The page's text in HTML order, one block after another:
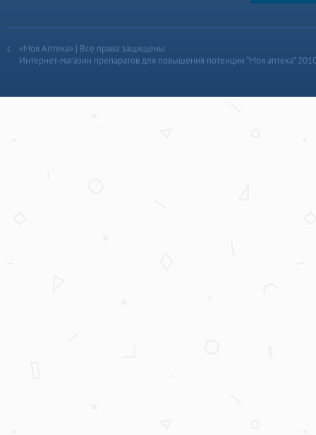
«Моя Аптека» | Все права защищены
Интернет-магазин препаратов для повышения потенции “Моя аптека”